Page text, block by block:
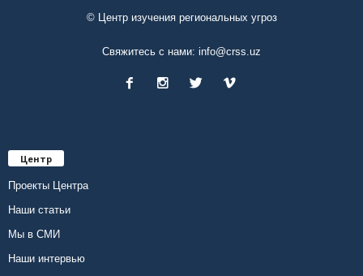
© Центр изучения региональных угроз
Свяжитесь с нами: info@crss.uz
Центр
Проекты Центра
Наши статьи
Мы в СМИ
Наши интервью